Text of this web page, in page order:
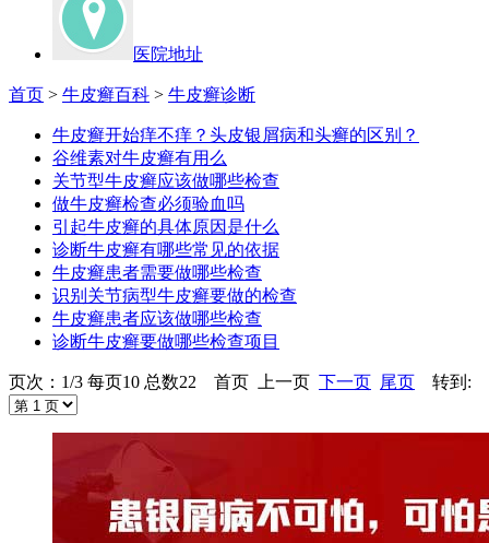
医院地址
首页 > 牛皮癣百科 > 牛皮癣诊断
牛皮癣开始痒不痒？头皮银屑病和头癣的区别？
谷维素对牛皮癣有用么
关节型牛皮癣应该做哪些检查
做牛皮癣检查必须验血吗
引起牛皮癣的具体原因是什么
诊断牛皮癣有哪些常见的依据
牛皮癣患者需要做哪些检查
识别关节病型牛皮癣要做的检查
牛皮癣患者应该做哪些检查
诊断牛皮癣要做哪些检查项目
页次：1/3 每页10 总数22 首页 上一页 下一页 尾页 转到: